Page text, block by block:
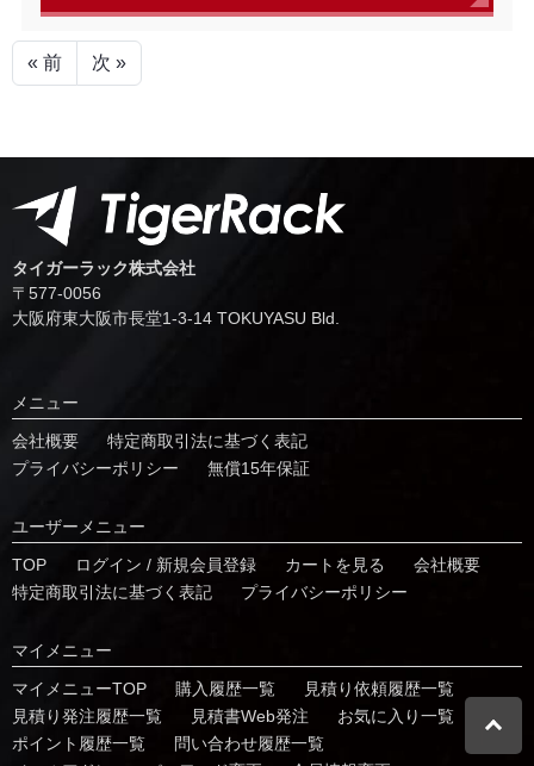
« 前 次 »
タイガーラック株式会社
〒577-0056
⼤阪府東⼤阪市⻑堂1-3-14 TOKUYASU Bld.
メニュー
会社概要
特定商取引法に基づく表記
プライバシーポリシー
無償15年保証
ユーザーメニュー
TOP
ログイン / 新規会員登録 カートを見る
会社概要
特定商取引法に基づく表記
プライバシーポリシー
マイメニュー
マイメニューTOP
購入履歴一覧
⾒積り依頼履歴⼀覧
⾒積り発注履歴⼀覧
見積書Web発注
お気に⼊り⼀覧
ポイント履歴⼀覧
問い合わせ履歴⼀覧